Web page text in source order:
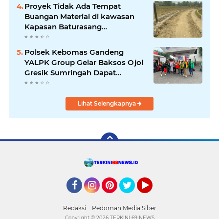
Proyek Tidak Ada Tempat
Buangan Material di kawasan
Kapasan Baturasang
Dikeluhkan Warga, Material
Berserakan dan Dinilai
Membahayakan
Polsek Kebomas Gandeng
YALPK Group Gelar Baksos Ojol
Gresik Sumringah Dapat
Sembako dan BBM Gratis
Lihat Selengkapnya
Redaksi Pedoman Media Siber